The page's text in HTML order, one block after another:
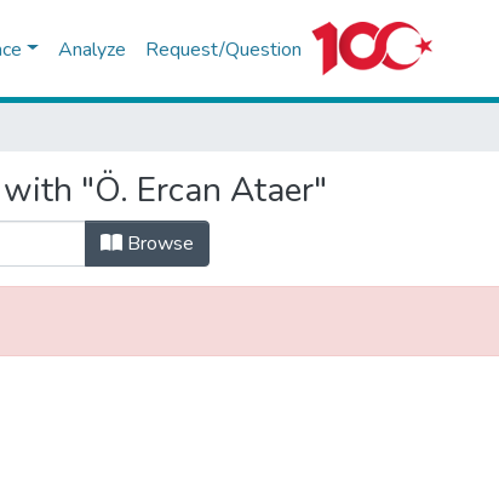
Analyze Request/Question
"Ö. Ercan Ataer"
Browse